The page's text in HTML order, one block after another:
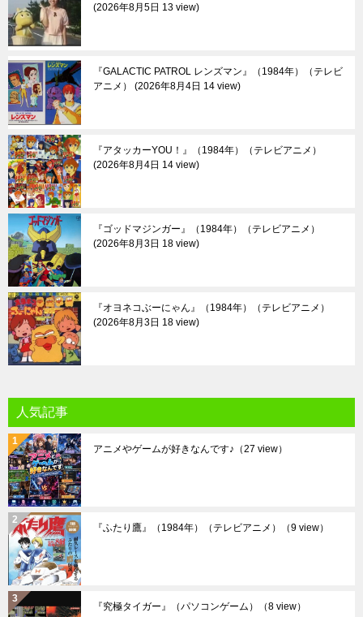
2026年8月5日 13 view
『GALACTIC PATROL レンズマン』（1984年）（テレビ
アニメ）
2026年8月4日 14 view
『アタッカーYOU！』（1984年）（テレビアニメ）
2026年8月4日 14 view
『ゴッドマジンガー』（1984年）（テレビアニメ）
2026年8月3日 18 view
『オヨネコぶーにゃん』（1984年）（テレビアニメ）
2026年8月3日 18 view
人気記事
アニメやゲームが好きなんです♪ （27 view）
『ふたり鷹』（1984年）（テレビアニメ） （9 view）
『究極タイガー』（パソコンゲーム） （8 view）